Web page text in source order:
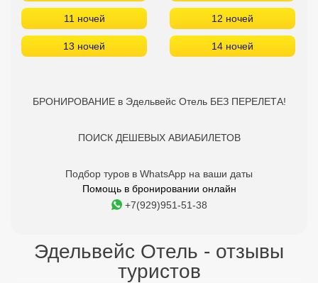
11 ночей 12 ночей
13 ночей 14 ночей
БРОНИРОВАНИЕ в Эдельвейс Отель БЕЗ ПЕРЕЛЕТА!
ПОИСК ДЕШЕВЫХ АВИАБИЛЕТОВ
Подбор туров в WhatsApp на ваши даты
Помощь в бронировании онлайн
+7(929)951-51-38
Эдельвейс Отель - отзывы
туристов